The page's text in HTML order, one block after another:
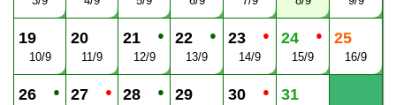
19
10/9
20
11/9
●
21
12/9
●
22
13/9
●
23
14/9
●
24
15/9
25
16/9
●
26 ●
27 ●
28 29 ●
30 31